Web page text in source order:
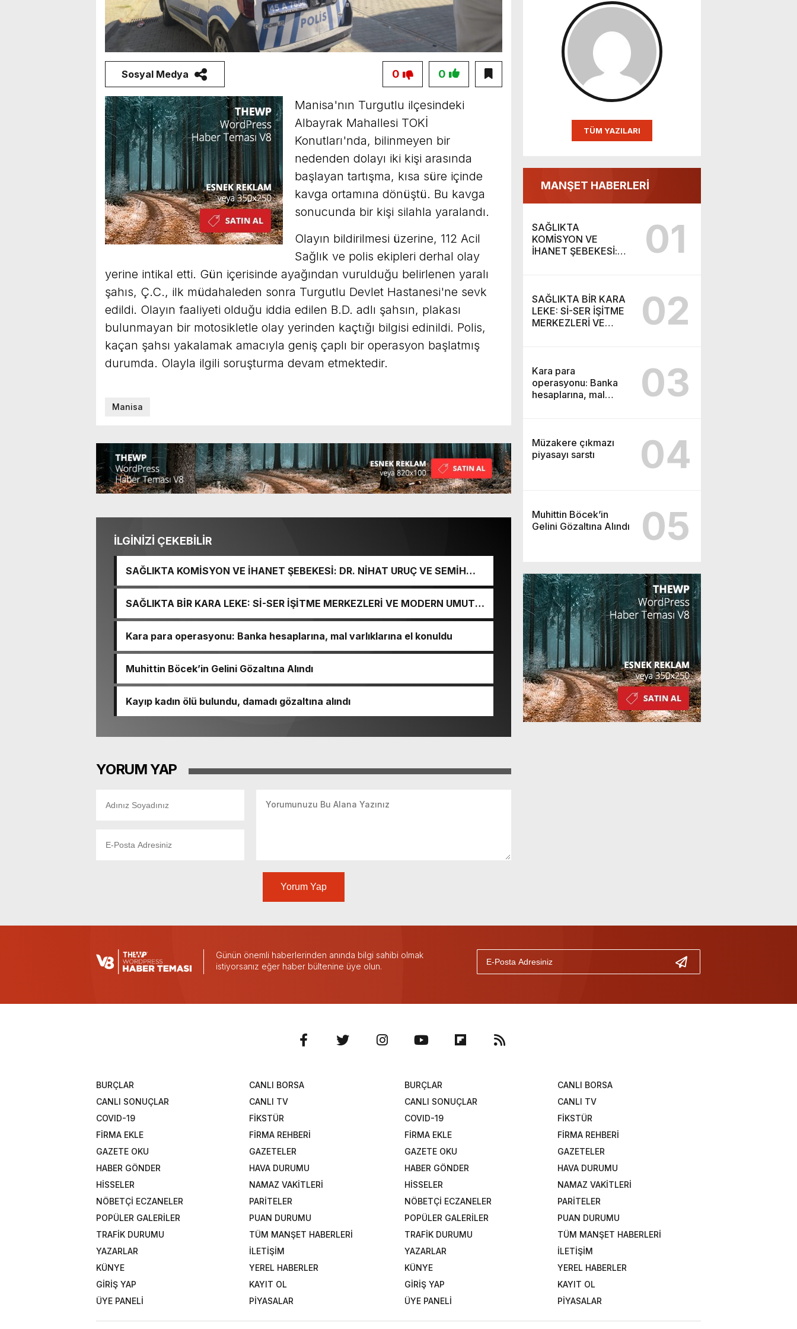
TÜM YAZILARI
MANŞET HABERLERİ
SAĞLIKTA
KOMİSYON VE
İHANET ŞEBEKESİ:
VURGUNU!
01
SAĞLIKTA BİR KARA
LEKE: Sİ-SER İŞİTME
MERKEZLERİ VE
02
Kara para
operasyonu: Banka
hesaplarına, mal
03
Müzakere çıkmazı
piyasayı sarstı
04
Muhittin Böcek’in
Gelini Gözaltına Alındı
05
Sosyal Medya 0
0
Manisa'nın Turgutlu ilçesindeki
Albayrak Mahallesi TOKİ
Konutları'nda, bilinmeyen bir
nedenden dolayı iki kişi arasında
başlayan tartışma, kısa süre içinde
kavga ortamına dönüştü. Bu kavga
sonucunda bir kişi silahla yaralandı.
Olayın bildirilmesi üzerine, 112 Acil
Sağlık ve polis ekipleri derhal olay
yerine intikal etti. Gün içerisinde ayağından vurulduğu belirlenen yaralı
şahıs, Ç.C., ilk müdahaleden sonra Turgutlu Devlet Hastanesi'ne sevk
edildi. Olayın faaliyeti olduğu iddia edilen B.D. adlı şahsın, plakası
bulunmayan bir motosikletle olay yerinden kaçtığı bilgisi edinildi. Polis,
kaçan şahsı yakalamak amacıyla geniş çaplı bir operasyon başlatmış
durumda. Olayla ilgili soruşturma devam etmektedir.
Manisa
İLGİNİZİ ÇEKEBİLİR
SAĞLIKTA KOMİSYON VE İHANET ŞEBEKESİ: DR. NİHAT URUÇ VE SEMİH
İŞİTME MERKEZİ’NİN SGK VURGUNU!
SAĞLIKTA BİR KARA LEKE: Sİ-SER İŞİTME MERKEZLERİ VE MODERN UMUT
TACİRLİĞİ
Kara para operasyonu: Banka hesaplarına, mal varlıklarına el konuldu
Muhittin Böcek’in Gelini Gözaltına Alındı
Kayıp kadın ölü bulundu, damadı gözaltına alındı
YORUM YAP
Yorum Yap
Günün önemli haberlerinden anında bilgi sahibi olmak
istiyorsanız eğer haber bültenine üye olun.
BURÇLAR
CANLI BORSA
CANLI SONUÇLAR
CANLI TV
COVID-19
FİKSTÜR
FİRMA EKLE
FİRMA REHBERİ
GAZETE OKU
GAZETELER
HABER GÖNDER
HAVA DURUMU
HİSSELER
NAMAZ VAKİTLERİ
NÖBETÇİ ECZANELER
PARİTELER
POPÜLER GALERİLER
PUAN DURUMU
TRAFİK DURUMU
TÜM MANŞET HABERLERİ
YAZARLAR
İLETİŞİM
KÜNYE
YEREL HABERLER
GİRİŞ YAP
KAYIT OL
ÜYE PANELİ
PİYASALAR
BURÇLAR
CANLI BORSA
CANLI SONUÇLAR
CANLI TV
COVID-19
FİKSTÜR
FİRMA EKLE
FİRMA REHBERİ
GAZETE OKU
GAZETELER
HABER GÖNDER
HAVA DURUMU
HİSSELER
NAMAZ VAKİTLERİ
NÖBETÇİ ECZANELER
PARİTELER
POPÜLER GALERİLER
PUAN DURUMU
TRAFİK DURUMU
TÜM MANŞET HABERLERİ
YAZARLAR
İLETİŞİM
KÜNYE
YEREL HABERLER
GİRİŞ YAP
KAYIT OL
ÜYE PANELİ
PİYASALAR